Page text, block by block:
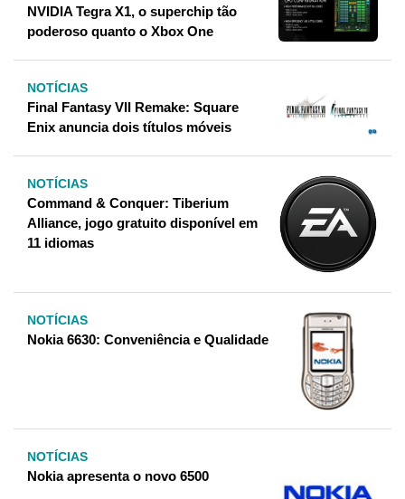
NVIDIA Tegra X1, o superchip tão
poderoso quanto o Xbox One
NOTÍCIAS
Final Fantasy VII Remake: Square
Enix anuncia dois títulos móveis
NOTÍCIAS
Command & Conquer: Tiberium
Alliance, jogo gratuito disponível em
11 idiomas
NOTÍCIAS
Nokia 6630: Conveniência e Qualidade
NOTÍCIAS
Nokia apresenta o novo 6500